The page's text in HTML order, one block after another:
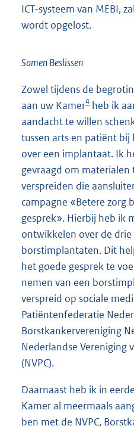
ICT-systeem van MEBI,
wordt opgelost.
Samen Beslissen
Zowel tijdens de
aan uw Kamer4 heb ik
aandacht te willen
tussen arts en patiënt bij
over een implantaat. Ik
gevraagd om
verspreiden die
campagne «Betere zorg
gesprek». Hierbij heb ik
ontwikkelen over de drie
borstimplantaten. Dit
het goede gesprek te
nemen van een
verspreid op sociale
Patiëntenfederatie
Borstkankervereniging
Nederlandse Vereniging
(NVPC).
Daarnaast heb ik in
Kamer al meermaals
ben met de NVPC,